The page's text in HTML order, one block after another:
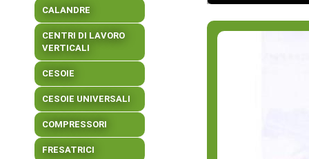
CALANDRE
CENTRI DI LAVORO
VERTICALI
CESOIE
CESOIE UNIVERSALI
COMPRESSORI
FRESATRICI